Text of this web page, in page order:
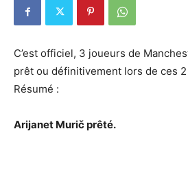
C’est officiel, 3 joueurs de
prêt ou définitivement lors de ces
Résumé :
Arijanet Murič prêté.